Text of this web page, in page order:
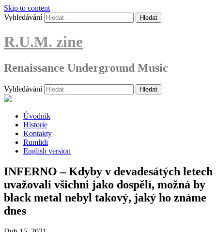
Skip to content
Vyhledávání
R.U.M. zine
Renaissance Underground Music
Vyhledávání
Úvodník
Historie
Kontakty
Rumlidi
English version
INFERNO – Kdyby v devadesátých letech
uvažovali všichni jako dospělí, možná by
black metal nebyl takový, jaký ho známe
dnes